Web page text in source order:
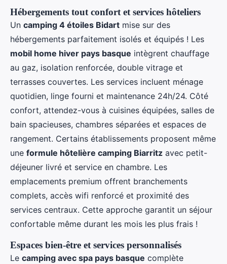
Hébergements tout confort et services hôteliers
Un camping 4 étoiles Bidart mise sur des
hébergements parfaitement isolés et équipés ! Les
mobil home hiver pays basque intègrent chauffage
au gaz, isolation renforcée, double vitrage et
terrasses couvertes. Les services incluent ménage
quotidien, linge fourni et maintenance 24h/24. Côté
confort, attendez-vous à cuisines équipées, salles de
bain spacieuses, chambres séparées et espaces de
rangement. Certains établissements proposent même
une formule hôtelière camping Biarritz avec petit-
déjeuner livré et service en chambre. Les
emplacements premium offrent branchements
complets, accès wifi renforcé et proximité des
services centraux. Cette approche garantit un séjour
confortable même durant les mois les plus frais !
Espaces bien-être et services personnalisés
Le camping avec spa pays basque complète